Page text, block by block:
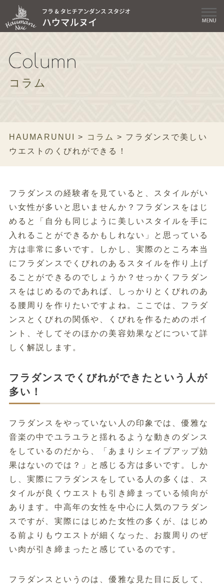
コラム
HAUMARUNUI > コラム > フラダンスで美しい
ウエストのくびれができる！
フラダンスの経験者を見ていると、スタイルがい
い女性が多いと思いませんか？フラダンスをはじ
めると「自分も同じように美しいスタイルを手に
入れることができるかもしれない」と思っている
方は非常に多いです。しかし、実際のところ本当
にフラダンスでくびれのあるスタイルを作り上げ
ることができるのでしょうか？せっかくフラダン
スをはじめるのであれば、しっかりとくびれのあ
る腰周りを作りたいですよね。ここでは、フラダ
ンスとくびれの関係や、くびれを作るためのポイ
ント、そしてそのほかの美容効果などについて詳
しく解説します。
フラダンスでくびれができたという人が
多い！
フラダンスをやっていない人の印象では、優雅な
音楽の中でユラユラと揺れるような動きのダンス
をしているのだから、「あまりシェイプアップ効
果はないのでは？」と感じる方は多いです。しか
し、実際にフラダンスをしている人の多くは、ス
タイルが良くウエストも引き締まっている傾向が
あります。中高年の女性を中心に人気のフラダン
スですが、実際にはじめた女性の多くが、はじめ
る前よりもウエストが細くなった、お腹周りのぜ
い肉が引き締まったと感じているのです。
フラダンスというのは、優雅な見た目に反して、